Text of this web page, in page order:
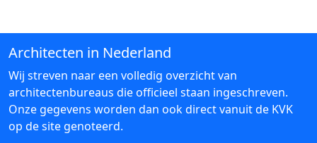
Architecten in Nederland
Wij streven naar een volledig overzicht van
architectenbureaus die officieel staan ingeschreven.
Onze gegevens worden dan ook direct vanuit de KVK
op de site genoteerd.